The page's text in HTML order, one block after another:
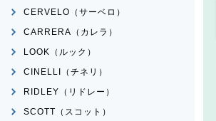
CERVELO（サーベロ）
CARRERA（カレラ）
LOOK（ルック）
CINELLI（チネリ）
RIDLEY（リドレー）
SCOTT（スコット）